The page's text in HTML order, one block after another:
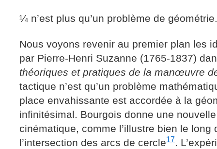
¼ n’est plus qu’un problème de géométrie.
Nous voyons revenir au premier plan les
par Pierre-Henri Suzanne (1765-1837)
théoriques et pratiques de la manœuvre
tactique n’est qu’un problème
place envahissante est accordée à la
infinitésimal. Bourgois donne une
cinématique, comme l’illustre bien le long
l’intersection des arcs de cercle17.